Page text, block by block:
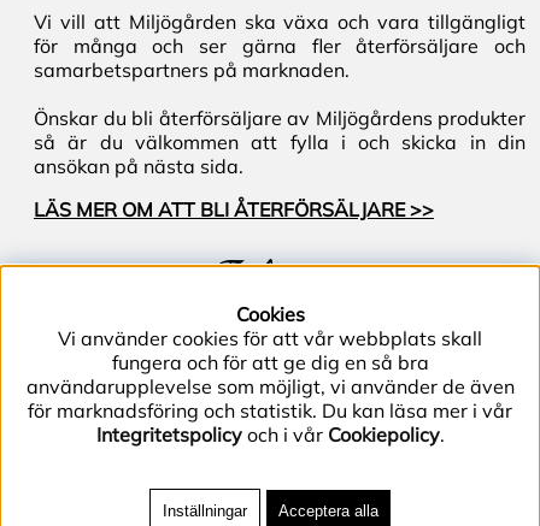
Vi vill att Miljögården ska växa och vara tillgängligt
för många och ser gärna fler återförsäljare och
samarbetspartners på marknaden.
Önskar du bli återförsäljare av Miljögårdens produkter
så är du välkommen att fylla i och skicka in din
ansökan på nästa sida.
LÄS MER OM ATT BLI ÅTERFÖRSÄLJARE >>
Följ oss
Telefon (+46) 40–40 86 40 | E-post
info@miljogarden.com
| Bolagsgatan 2, 233 51
Cookies
Vi använder cookies för att vår webbplats skall
fungera och för att ge dig en så bra
användarupplevelse som möjligt, vi använder de även
för marknadsföring och statistik. Du kan läsa mer i vår
Integritetspolicyoch i vår Cookiepolicy.
Inställningar Acceptera alla